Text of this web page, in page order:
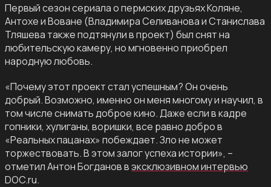
Первый сезон сериала о пермских друзьях Коляне,
Антохе и Воване (Владимира Селиванова и Станислава
Тляшева также подтянули в проект) был снят на
любительскую камеру, но мгновенно приобрел
народную любовь.
«Почему этот проект стал успешным? Он очень
добрый. Возможно, именно он меня многому и научил, в
том числе снимать доброе кино. Даже если в кадре
гопники, хулиганы, воришки, все равно добро в
«Реальных пацанах» побеждает. Зло не может
торжествовать. В этом залог успеха истории», –
отметил Антон Богданов вэксклюзивном интервью
DOC.ru.